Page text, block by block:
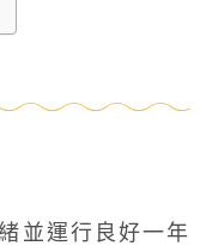
並運行良好一年